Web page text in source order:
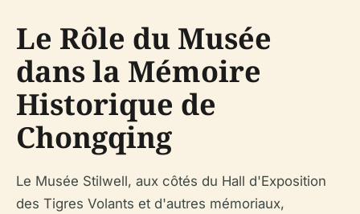
Le Rôle du Musée
dans la Mémoire
Historique de
Chongqing
Le Musée Stilwell, aux côtés du Hall d'Exposition
des Tigres Volants et d'autres mémoriaux,